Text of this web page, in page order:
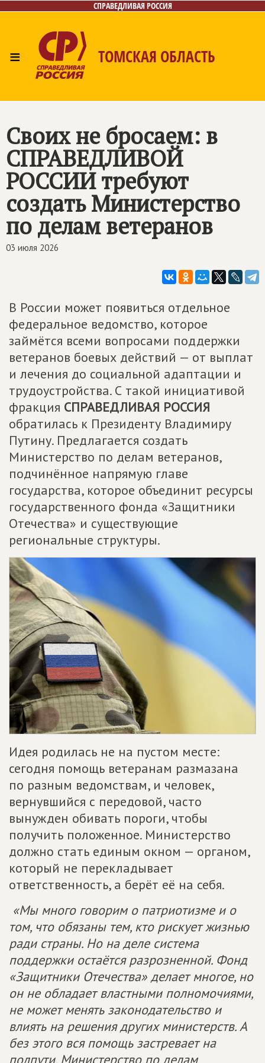
СПРАВЕДЛИВАЯ РОССИЯ
≡ ТОМСКАЯ ОБЛАСТЬ
Приём обращений
Контакты
Своих не бросаем: в
СПРАВЕДЛИВОЙ
РОССИИтребуют
создать Министерство
по делам ветеранов
03 июля 2026
В России может появиться отдельное
федеральное ведомство, которое
займётся всеми вопросами поддержки
ветеранов боевых действий — от выплат
и лечения до социальной адаптации и
трудоустройства. С такой инициативой
фракция СПРАВЕДЛИВАЯ РОССИЯ
обратилась к Президенту Владимиру
Путину. Предлагается создать
Министерство по делам ветеранов,
подчинённое напрямую главе
государства, которое объединит ресурсы
государственного фонда «Защитники
Отечества» и существующие
региональные структуры.
Идея родилась не на пустом месте:
сегодня помощь ветеранам размазана
по разным ведомствам, и человек,
вернувшийся с передовой, часто
вынужден обивать пороги, чтобы
получить положенное. Министерство
должно стать единым окном — органом,
который не перекладывает
ответственность, а берёт её на себя.
«Мы много говорим о патриотизме и о
том, что обязаны тем, кто рискует жизнью
ради страны. Но на деле система
поддержки остаётся разрозненной. Фонд
«Защитники Отечества» делает многое, но
он не обладает властными полномочиями,
не может менять законодательство и
влиять на решения других министерств. А
без этого вся помощь застревает на